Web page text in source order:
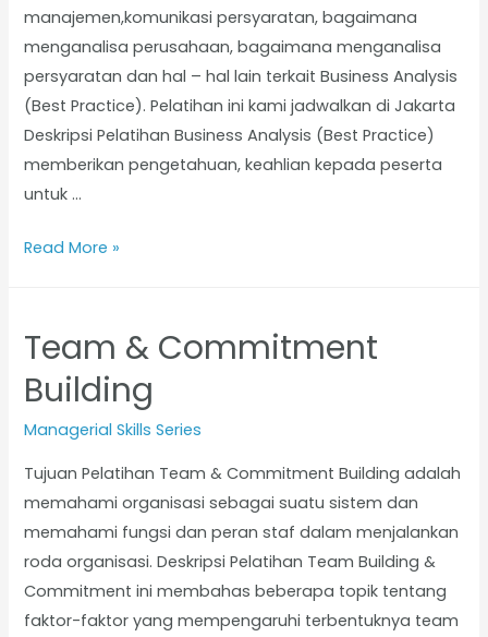
manajemen,komunikasi persyaratan, bagaimana
menganalisa perusahaan, bagaimana menganalisa
persyaratan dan hal – hal lain terkait Business Analysis
(Best Practice). Pelatihan ini kami jadwalkan di Jakarta
Deskripsi Pelatihan Business Analysis (Best Practice)
memberikan pengetahuan, keahlian kepada peserta
untuk …
Read More »
Team & Commitment
Building
Managerial Skills Series
Tujuan Pelatihan Team & Commitment Building adalah
memahami organisasi sebagai suatu sistem dan
memahami fungsi dan peran staf dalam menjalankan
roda organisasi. Deskripsi Pelatihan Team Building &
Commitment ini membahas beberapa topik tentang
faktor-faktor yang mempengaruhi terbentuknya team